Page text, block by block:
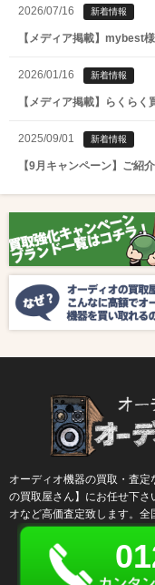
2026/07/16 新着情報
【メディア掲載】mybest
2026/01/16 新着情報
【メディア掲載】らくらく
2025/09/01 新着情報
【9月キャンペーン】ご紹介
【8月キャンペーン】ご紹介
2024/10/04 新着情報
【ラジオ番組放送のお知ら
オーディオ機器の買取・査
の買取屋さん】にお任せ下さ
オなど高価査定致します。全